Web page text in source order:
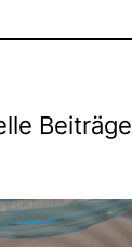
Beiträge